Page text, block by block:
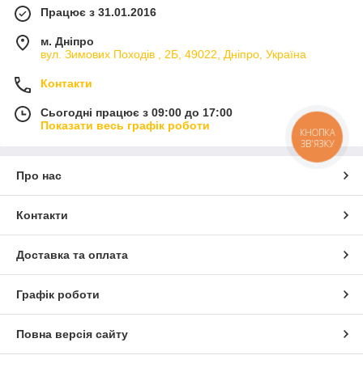
Працює з 31.01.2016
м. Дніпро
вул. Зимових Походiв , 2Б, 49022, Дніпро, Україна
Контакти
Сьогодні працює з 09:00 до 17:00
Показати весь графік роботи
Про нас
Контакти
Доставка та оплата
Графік роботи
Повна версія сайту
КНОПКА
ЗВ'ЯЗКУ